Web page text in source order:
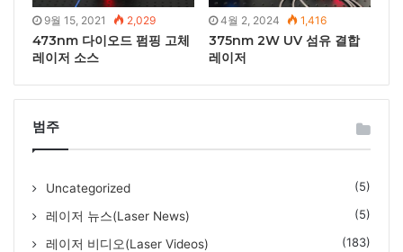
9월 15, 2021 2,029
473nm 다이오드 펌핑 고체
레이저 소스
4월 2, 2024 1,416
375nm 2W UV 섬유 결합
레이저
범주
Uncategorized (5)
레이저 뉴스(Laser News) (5)
레이저 비디오(Laser Videos) (183)